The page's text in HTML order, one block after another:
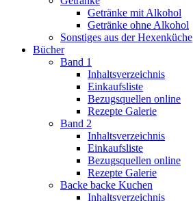
Getränke mit Alkohol
Getränke ohne Alkohol
Sonstiges aus der Hexenküche
Bücher
Band 1
Inhaltsverzeichnis
Einkaufsliste
Bezugsquellen online
Rezepte Galerie
Band 2
Inhaltsverzeichnis
Einkaufsliste
Bezugsquellen online
Rezepte Galerie
Backe backe Kuchen
Inhaltsverzeichnis